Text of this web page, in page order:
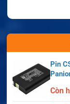
Pin
Còn